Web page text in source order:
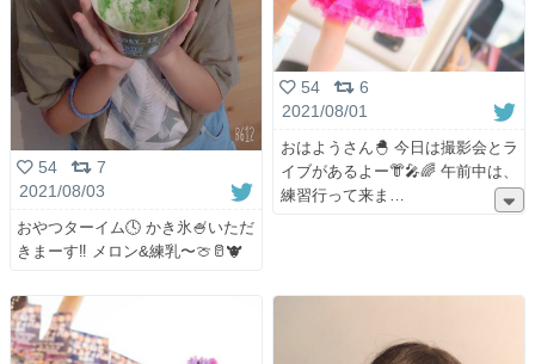
54
7
2021/08/03
おやつターイム🕓 かき氷🍧いただ
きまーす‼️ メロン&練乳〜🍈🥛🐮
54
6
2021/08/01
おはようさん🐣 今日は撮影会とラ
イブがあるよー👘🎤🌈 午前中は、
練習行って来ま